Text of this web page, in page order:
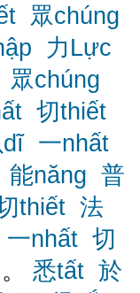
眾chúng
力Lực
眾chúng
切thiết
dĩ 一nhất
能năng 普
thiết 法
一nhất 切
。 悉tất 於